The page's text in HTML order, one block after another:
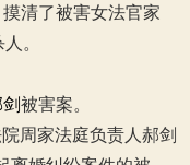
清了被害女法官家
。
被害案。
周家法庭负责人郝剑